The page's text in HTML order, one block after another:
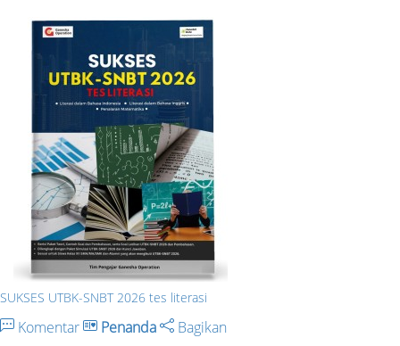
SUKSES UTBK-SNBT 2026 tes literasi
Komentar Penanda Bagikan